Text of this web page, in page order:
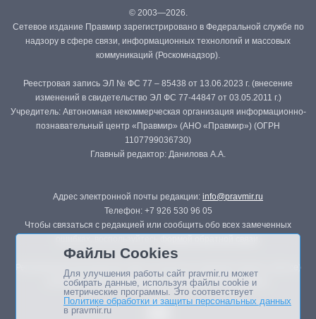
© 2003—2026.
Сетевое издание Правмир зарегистрировано в Федеральной службе по
надзору в сфере связи, информационных технологий и массовых
коммуникаций (Роскомнадзор).
Реестровая запись ЭЛ № ФС 77 – 85438 от 13.06.2023 г. (внесение
изменений в свидетельство ЭЛ ФС 77-44847 от 03.05.2011 г.)
Учредитель: Автономная некоммерческая организация информационно-
познавательный центр «Правмир» (АНО «Правмир») (ОГРН
1107799036730)
Главный редактор: Данилова А.А.
Адрес электронной почты редакции: info@pravmir.ru
Телефон: +7 926 530 96 05
Чтобы связаться с редакцией или сообщить обо всех замеченных
Републикация материалов сайта в печатных изданиях (книгах, прессе)
возможна только с письменного разрешения редакции.
Файлы Cookies
Для улучшения работы сайт pravmir.ru может
собирать данные, используя файлы cookie и
метрические программы. Это соответствует
Политике обработки и защиты персональных данных
в pravmir.ru